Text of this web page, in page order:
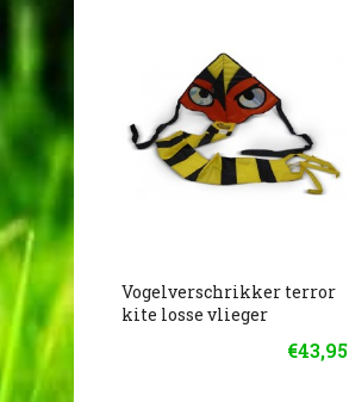
Vogelverschrikker terror
kite losse vlieger
€43,95